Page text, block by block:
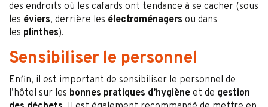
des endroits où les cafards ont tendance à se cacher (sous
les éviers, derrière les électroménagers ou dans
les plinthes).
Sensibiliser le personnel
Enfin, il est important de sensibiliser le personnel de
l’hôtel sur les bonnes pratiques d’hygiène et de gestion